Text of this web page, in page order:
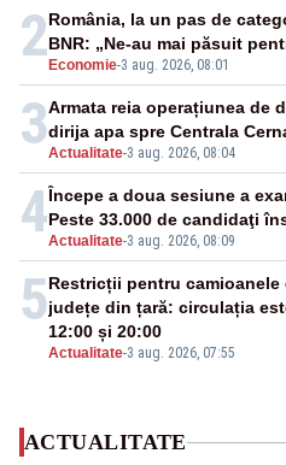
2 Economie-3 aug. 2026, 08:01
România, la un pas de
BNR: „Ne-au mai păsuit
3Actualitate-3 aug. 2026, 08:04
Armata reia operațiunea de
dirija apa spre Centrala
4Actualitate-3 aug. 2026, 08:09
Începe a doua sesiune a
Peste 33.000 de candidaţi
5
Actualitate-3 aug. 2026, 07:55
Restricții pentru
județe din țară: circulația
12:00 și 20:00
ACTUALITATE